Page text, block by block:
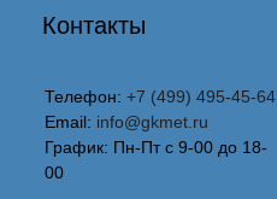
Телефон: +7 (499) 495-45-64
Email: info@gkmet.ru
График: Пн-Пт с 9-00 до 18-
00
Контакты